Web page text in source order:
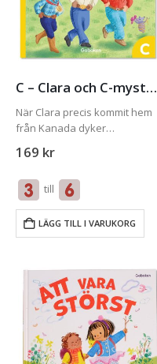
C – Clara och C-mysteriet
När Clara precis kommit hem
från Kanada dyker
magisk biljett. En
instrument. Istället dyker en
cello upp! ABC-klubben jagar
efter flygbussen för att…
169 kr
till
LÄGG TILL I VARUKORG